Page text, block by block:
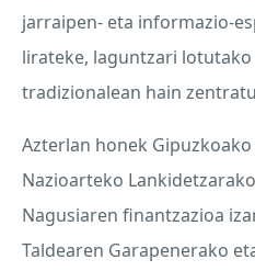
jarraipen- eta informazio-
lirateke, laguntzari
tradizionalean hain
Azterlan honek
Nazioarteko
Nagusiaren finantzazioa
Taldearen Garapenerako